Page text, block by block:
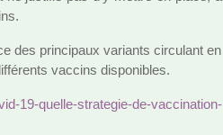
des prin­ci­paux variants cir­cu­lant en
vac­cins dis­po­ni­bles.
19-quelle-stra­te­gie-de-vac­ci­na­tion-